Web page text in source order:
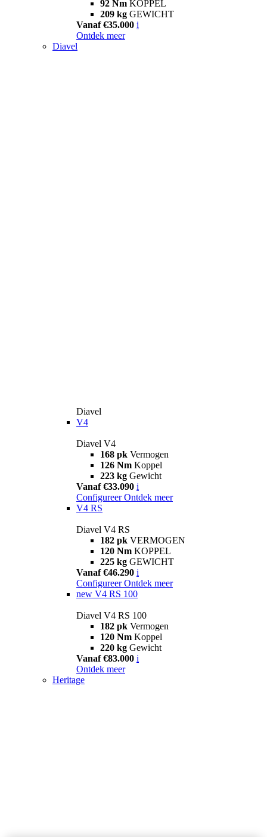
92 Nm KOPPEL
209 kg GEWICHT
Vanaf €35.000 i
Ontdek meer
Diavel
Diavel
V4
Diavel V4
168 pk Vermogen
126 Nm Koppel
223 kg Gewicht
Vanaf €33.090 i
Configureer Ontdek meer
V4 RS
Diavel V4 RS
182 pk VERMOGEN
120 Nm KOPPEL
225 kg GEWICHT
Vanaf €46.290 i
Configureer Ontdek meer
new V4 RS 100
Diavel V4 RS 100
182 pk Vermogen
120 Nm Koppel
220 kg Gewicht
Vanaf €83.000 i
Ontdek meer
Heritage